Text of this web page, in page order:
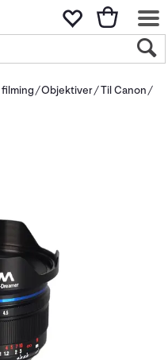
Objektiver Til Canon